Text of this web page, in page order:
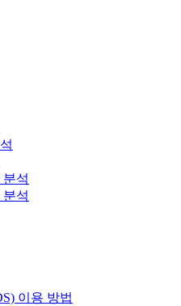
석
석
이용 방법